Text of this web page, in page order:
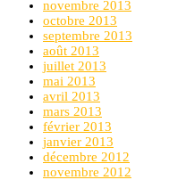
novembre 2013
octobre 2013
septembre 2013
août 2013
juillet 2013
mai 2013
avril 2013
mars 2013
février 2013
janvier 2013
décembre 2012
novembre 2012